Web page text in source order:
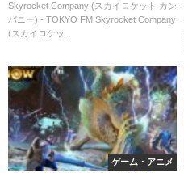
ケ道場」の魅力は秘書の浜崎美
保に尽きる！
Skyrocket Company (スカイロケット カン
パニー) - TOKYO FM Skyrocket Company
(スカイロケッ...
ゲーム・アニメ